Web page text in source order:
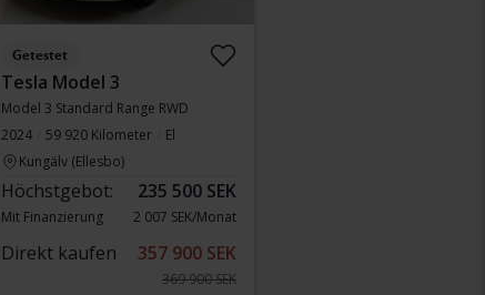
Getestet
Tesla Model 3
Model 3 Standard Range RWD
2024
59 920 Kilometer
El
Kungälv (Ellesbo)
Höchstgebot: 235 500 SEK
Mit Finanzierung 2 007 SEK/Monat
Direkt kaufen 357 900 SEK
369 900 SEK